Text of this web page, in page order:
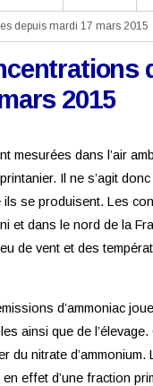
depuis mardi 17 mars 2015
2015
dans l’air
Il ne s’agit
se produisent. Les
et dans le nord de la
de vent et des
d’ammoniac
ainsi que de
nitrate d’ammonium.
effet d’une fraction